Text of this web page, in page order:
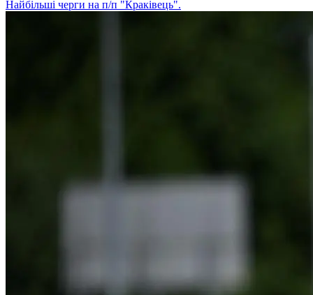
Найбільші черги на п/п "Краківець".